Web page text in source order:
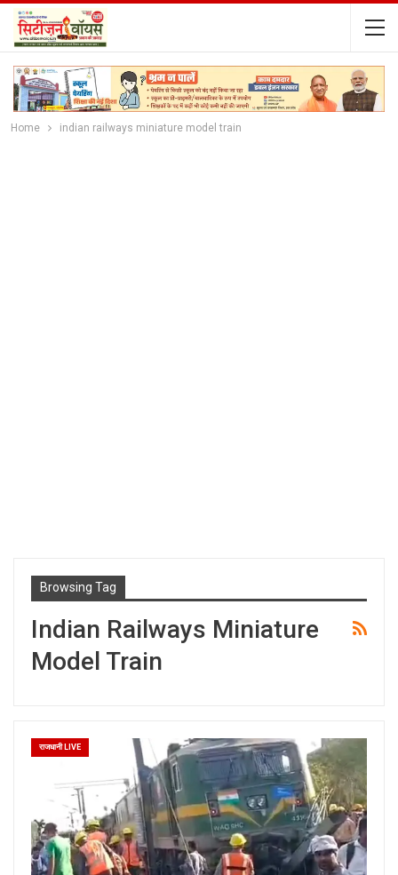
Home indian railways miniature model train
Browsing Tag
Indian Railways Miniature
Model Train
राजधानी LIVE